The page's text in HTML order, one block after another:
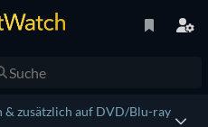
& zusätzlich auf DVD/Blu-ray